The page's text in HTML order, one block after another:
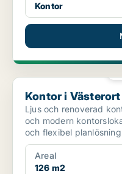
Kontor
Kontor i Västerort
Kontor i Västerort
Ljus och renoverad
och modern
och flexibel
konfere...
Areal
126 m2